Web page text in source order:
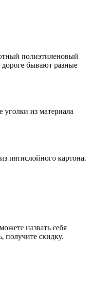
полиэтиленовый
дороге бывают разные
уголки из материала
пятислойного картона.
назвать себя
получите скидку.